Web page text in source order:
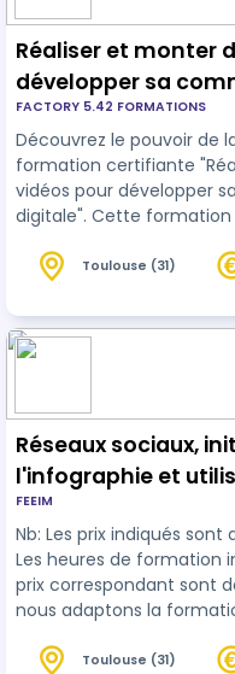
Réaliser et monter
développer sa
digitale avec Da
FACTORY 5.42 FORMATIONS
Découvrez le pouvoir de
formation certifiante
vidéos pour développer sa
digitale". Cette formation
vidéos captivantes qui
pratique, vous
expérimentés comment…
Toulouse (31)
Réseaux sociaux,
l'infographie et
pour le montage
FEEIM
Nb: Les prix indiqués sont
Les heures de formation
prix correspondant sont
nous adaptons la
de sortie ainsi que de
Toulouse (31)